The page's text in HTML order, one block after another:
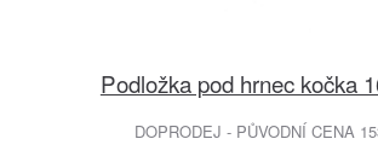
Podložka pod hrnec kočka
DOPRODEJ - PŮVODNÍ CENA